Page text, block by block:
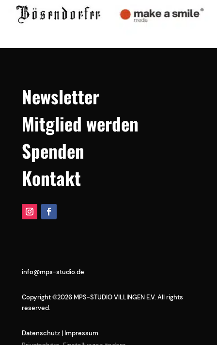
Newsletter
Mitglied werden
Spenden
Kontakt
Copyright ©2026 MPS-STUDIO VILLINGEN E.V. All rights
reserved.
info@mps-studio.de
Datenschutz| Impressum